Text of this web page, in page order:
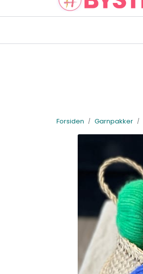
Skip to main content
Forsiden Garnpakker